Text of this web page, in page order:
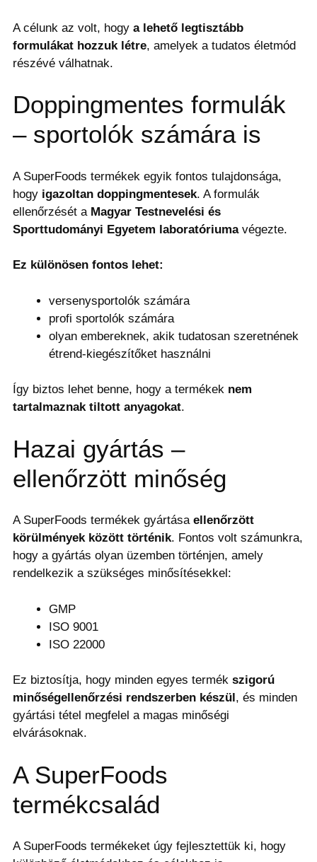
A célunk az volt, hogy a lehető legtisztább
formulákat hozzuk létre, amelyek a tudatos életmód
részévé válhatnak.
Doppingmentes formulák
– sportolók számára is
A SuperFoods termékek egyik fontos tulajdonsága,
hogy igazoltan doppingmentesek. A formulák
ellenőrzését a Magyar Testnevelési és
Sporttudományi Egyetem laboratóriumavégezte.
Ez különösen fontos lehet:
versenysportolók számára
profi sportolók számára
olyan embereknek, akik tudatosan szeretnének
étrend-kiegészítőket használni
Így biztos lehet benne, hogy a termékek nem
tartalmaznak tiltott anyagokat.
Hazai gyártás –
ellenőrzött minőség
A SuperFoods termékek gyártása ellenőrzött
körülmények között történik. Fontos volt számunkra,
hogy a gyártás olyan üzemben történjen, amely
rendelkezik a szükséges minősítésekkel:
GMP
ISO 9001
ISO 22000
Ez biztosítja, hogy minden egyes termék szigorú
minőségellenőrzési rendszerben készül , és minden
gyártási tétel megfelel a magas minőségi
elvárásoknak.
A SuperFoods
termékcsalád
A SuperFoods termékeket úgy fejlesztettük ki, hogy